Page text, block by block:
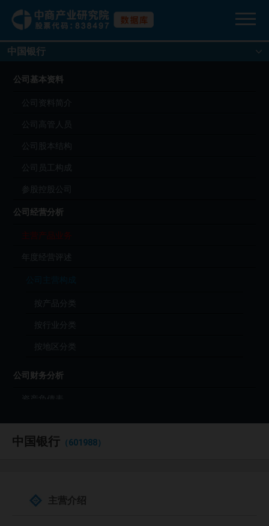
中国银行
公司基本资料
公司资料简介
公司高管人员
公司股本结构
公司员工构成
参股控股公司
公司经营分析
主营产品业务
年度经营评述
公司主营构成
按产品分类
按行业分类
按地区分类
公司财务分析
资产负债表
现金流量表
财报原始文件（PDF）
中国银行 （601988）
主营介绍